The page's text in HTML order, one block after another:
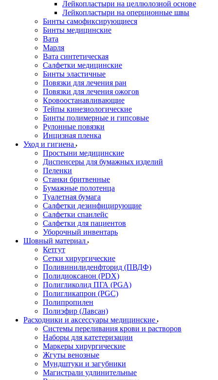
Лейкопластыри на целлюлозной основе
Лейкопластыри на оперционные швы
Бинты самофиксирующиеся
Бинты медицинские
Вата
Марля
Вата синтетическая
Салфетки медицинские
Бинты эластичные
Повязки для лечения ран
Повязки для лечения ожогов
Кровоостанавливающие
Тейпы кинезиологические
Бинты полимерные и гипсовые
Рулонные повязки
Инцизная пленка
Уход и гигиена
Простыни медицинские
Диспенсеры для бумажных изделий
Пеленки
Станки бритвенные
Бумажные полотенца
Туалетная бумага
Салфетки дезинфицирующие
Салфетки спанлейс
Салфетки для пациентов
Уборочный инвентарь
Шовный материал
Кетгут
Сетки хирургические
Поливинилиденфторид (ПВДФ)
Полидиоксанон (PDX)
Полигликолид ПГА (PGA)
Полигликапрон (PGC)
Полипропилен
Полиэфир (Лавсан)
Расходники и аксессуары медицинские
Системы переливания крови и растворов
Наборы для катетеризации
Маркеры хирургические
Жгуты венозные
Мундштуки и загубники
Магистрали удлинительные